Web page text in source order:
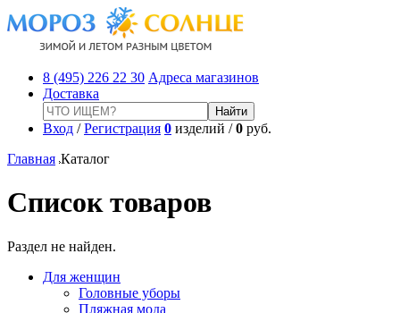
8 (495) 226 22 30 Адреса магазинов
Доставка
Вход /Регистрация 0 изделий /0 руб.
Главная Каталог
Список товаров
Раздел не найден.
Для женщин
Головные уборы
Пляжная мода